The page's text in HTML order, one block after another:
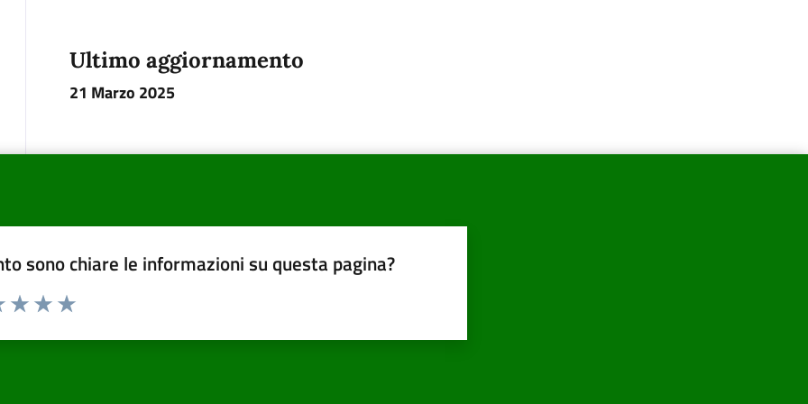
Ultimo aggiornamento
21 Marzo 2025
sono chiare le informazioni su questa pagina?
1 a 5 stelle la pagina